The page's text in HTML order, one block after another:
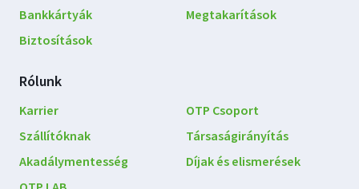
Bankkártyák
Megtakarítások
Biztosítások
Rólunk
Karrier
Szállítóknak
Akadálymentesség
OTP Csoport
Társaságirányítás
Díjak és elismerések